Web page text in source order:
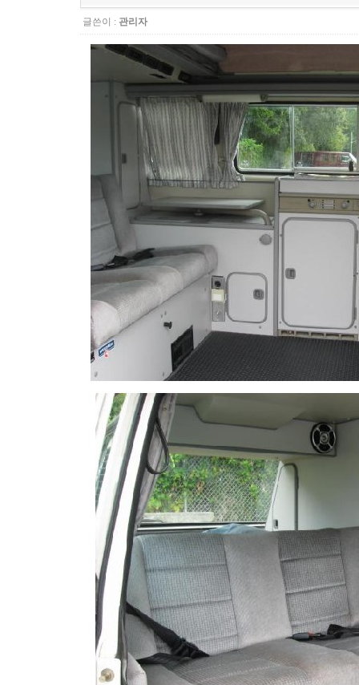
글쓴이 : 관리자